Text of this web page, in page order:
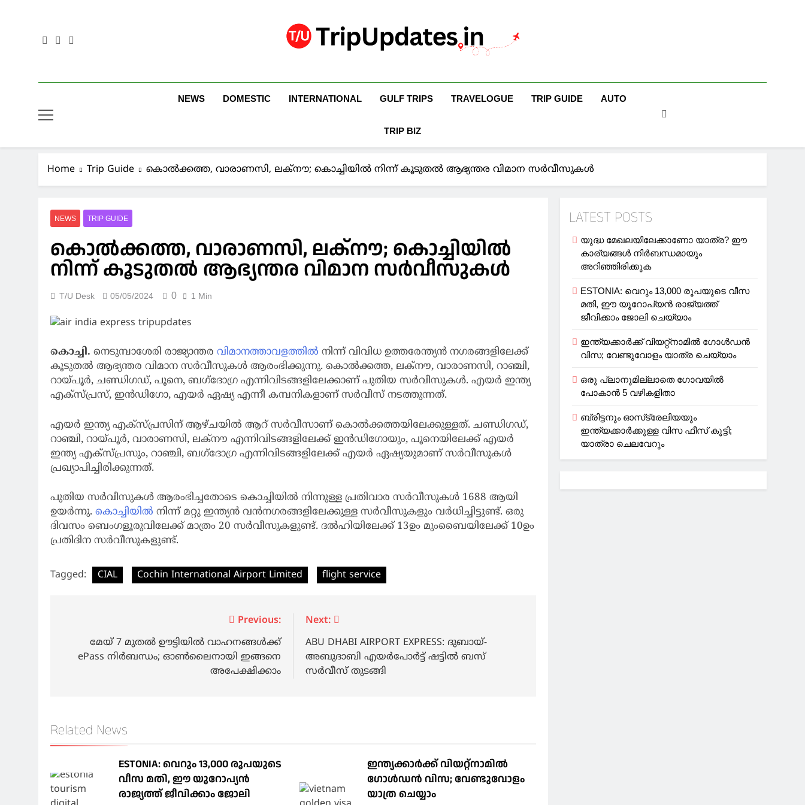
Trip Updates
NEWS DOMESTIC INTERNATIONAL GULF TRIPS TRAVELOGUE TRIP GUIDE AUTO
TRIP BIZ
Home Trip Guide കൊല്‍ക്കത്ത, വാരാണസി, ലക്‌നൗ; കൊച്ചിയില്‍ നിന്ന് കൂടുതല്‍ ആഭ്യന്തര വിമാന സര്‍വീസുകള്‍
NEWS TRIP GUIDE
കൊല്‍ക്കത്ത, വാരാണസി, ലക്‌നൗ; കൊച്ചിയില്‍
നിന്ന് കൂടുതല്‍ ആഭ്യന്തര വിമാന സര്‍വീസുകള്‍
T/U Desk 05/05/2024 0 1 Min
കൊച്ചി. നെടുമ്പാശേരി രാജ്യാന്തര വിമാനത്താവളത്തില്‍ നിന്ന് വിവിധ ഉത്തരേന്ത്യന്‍ നഗരങ്ങളിലേക്ക്
കൂടുതല്‍ ആഭ്യന്തര വിമാന സര്‍വീസുകള്‍ ആരംഭിക്കുന്നു. കൊല്‍ക്കത്ത, ലക്‌നൗ, വാരാണസി, റാഞ്ചി,
റായ്പൂര്‍, ചണ്ഡിഗഡ്, പൂനെ, ബഗ്‌ദോഗ്ര എന്നിവിടങ്ങളിലേക്കാണ് പുതിയ സര്‍വീസുകള്‍. എയര്‍ ഇന്ത്യ
എക്‌സ്പ്രസ്, ഇന്‍ഡിഗോ, എയര്‍ ഏഷ്യ എന്നീ കമ്പനികളാണ് സര്‍വീസ് നടത്തുന്നത്.
എയര്‍ ഇന്ത്യ എക്‌സ്പ്രസിന് ആഴ്ചയില്‍ ആറ് സര്‍വീസാണ് കൊല്‍ക്കത്തയിലേക്കുള്ളത്. ചണ്ഡിഗഡ്,
റാഞ്ചി, റായ്പൂര്‍, വാരാണസി, ലക്‌നൗ എന്നിവിടങ്ങളിലേക്ക് ഇന്‍ഡിഗോയും, പൂനെയിലേക്ക് എയര്‍
ഇന്ത്യ എക്‌സ്പ്രസും, റാഞ്ചി, ബഗ്‌ദോഗ്ര എന്നിവിടങ്ങളിലേക്ക് എയര്‍ ഏഷ്യയുമാണ് സര്‍വീസുകള്‍
പ്രഖ്യാപിച്ചിരിക്കുന്നത്.
പുതിയ സര്‍വീസുകള്‍ ആരംഭിച്ചതോടെ കൊച്ചിയില്‍ നിന്നുള്ള പ്രതിവാര സര്‍വീസുകള്‍ 1688 ആയി
ഉയര്‍ന്നു. കൊച്ചിയില്‍ നിന്ന് മറ്റു ഇന്ത്യന്‍ വന്‍നഗരങ്ങളിലേക്കുള്ള സര്‍വീസുകളും വര്‍ധിച്ചിട്ടുണ്ട്. ഒരു
ദിവസം ബെംഗളൂരുവിലേക്ക് മാത്രം 20 സര്‍വീസുകളുണ്ട്. ദല്‍ഹിയിലേക്ക് 13ഉം മുംബൈയിലേക്ക് 10ഉം
പ്രതിദിന സര്‍വീസുകളുണ്ട്.
Tagged: CIAL Cochin International Airport Limited flight service
navigation
Previous:
മേയ് 7 മുതല്‍ ഊട്ടിയിൽ വാഹനങ്ങൾക്ക്
ePass നിര്‍ബന്ധം; ഓണ്‍ലൈനായി ഇങ്ങനെ
അപേക്ഷിക്കാം
Next:
ABU DHABI AIRPORT EXPRESS: ദുബായ്-
അബുദാബി എയര്‍പോര്‍ട്ട് ഷട്ടിൽ ബസ്
സര്‍വീസ് തുടങ്ങി
Related News
ESTONIA: വെറും 13,000 രൂപയുടെ
വീസ മതി, ഈ യൂറോപ്യന്‍
രാജ്യത്ത് ജീവിക്കാം ജോലി
ഇന്ത്യക്കാർക്ക് വിയറ്റ്‌നാമില്‍
ഗോള്‍ഡന്‍ വിസ; വേണ്ടുവോളം
യാത്ര ചെയ്യാം
LATEST POSTS
യുദ്ധ മേഖലയിലേക്കാണോ യാത്ര? ഈ
കാര്യങ്ങള്‍ നിര്‍ബന്ധമായും
അറിഞ്ഞിരിക്കുക
ESTONIA: വെറും 13,000 രൂപയുടെ വീസ
മതി, ഈ യൂറോപ്യന്‍ രാജ്യത്ത്
ജീവിക്കാം ജോലി ചെയ്യാം
ഇന്ത്യക്കാർക്ക് വിയറ്റ്‌നാമില്‍ ഗോള്‍ഡന്‍
വിസ; വേണ്ടുവോളം യാത്ര ചെയ്യാം
ഒരു പ്ലാനുമില്ലാതെ ഗോവയില്‍
പോകാൻ 5 വഴികളിതാ
ബ്രിട്ടനും ഓസ്‌ട്രേലിയയും
ഇന്ത്യക്കാര്‍ക്കുള്ള വിസ ഫീസ് കൂട്ടി;
യാത്രാ ചെലവേറും